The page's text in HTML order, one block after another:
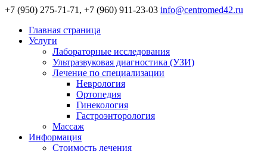
+7 (950) 275-71-71, +7 (960) 911-23-03 info@centromed42.ru
Главная страница
Услуги
Лабораторные исследования
Ультразвуковая диагностика (УЗИ)
Лечение по специализации
Неврология
Ортопедия
Гинекология
Гастроэнторология
Массаж
Информация
Стоимость лечения